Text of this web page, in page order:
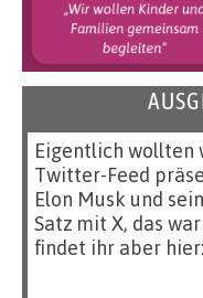
Eigentlich wollten
Twitter-Feed
Elon Musk und
Satz mit X, das
findet ihr aber hier: